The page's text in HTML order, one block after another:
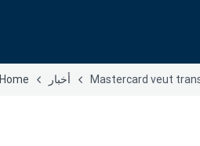
Mastercard veut أخبار Home